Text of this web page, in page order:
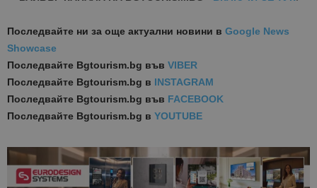
Последвайте ни за още актуални новини в Google News
Showcase
Последвайте Bgtourism.bg във VIBER
Последвайте Bgtourism.bg в INSTAGRAM
Последвайте Bgtourism.bg във FACEBOOK
Последвайте Bgtourism.bg в YOUTUBE